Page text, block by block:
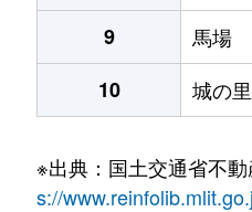
9
馬場
10
城の里
※出典：国土交通省不
s://